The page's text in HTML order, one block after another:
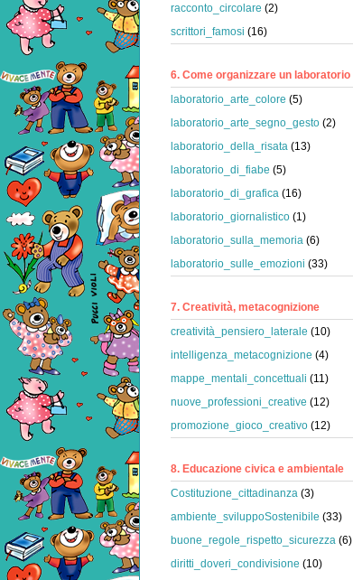
racconto_circolare (2)
scrittori_famosi (16)
6. Come organizzare un laboratorio
laboratorio_arte_colore (5)
laboratorio_arte_segno_gesto (2)
laboratorio_della_risata (13)
laboratorio_di_fiabe (5)
laboratorio_di_grafica (16)
laboratorio_giornalistico (1)
laboratorio_sulla_memoria (6)
laboratorio_sulle_emozioni (33)
7. Creatività, metacognizione
creatività_pensiero_laterale (10)
intelligenza_metacognizione (4)
mappe_mentali_concettuali (11)
nuove_professioni_creative (12)
promozione_gioco_creativo (12)
8. Educazione civica e ambientale
Costituzione_cittadinanza (3)
ambiente_sviluppoSostenibile (33)
buone_regole_rispetto_sicurezza (6)
diritti_doveri_condivisione (10)